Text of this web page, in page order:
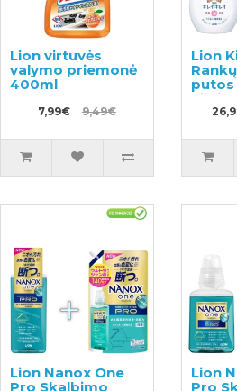
Lion virtuvės
valymo priemonė
400ml
7,99€ 9,49€
Lion
putos
Lion Nanox One
Pro Skalbimo
Lion
Pro